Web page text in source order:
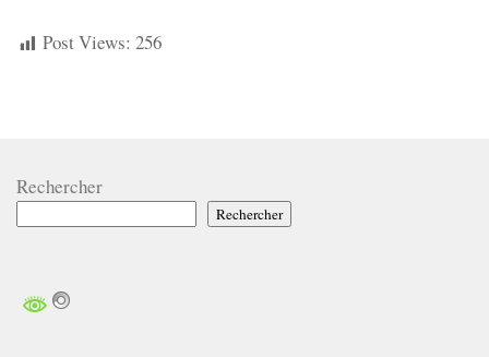
Post Views: 256
Rechercher
Rechercher